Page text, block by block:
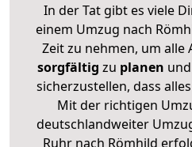
In der Tat gibt es viele
einem Umzug nach
Zeit zu nehmen, um alle
sorgfältig zu planen
sicherzustellen, dass
Mit der richtigen
deutschlandweiter
Ruhr nach Römhild